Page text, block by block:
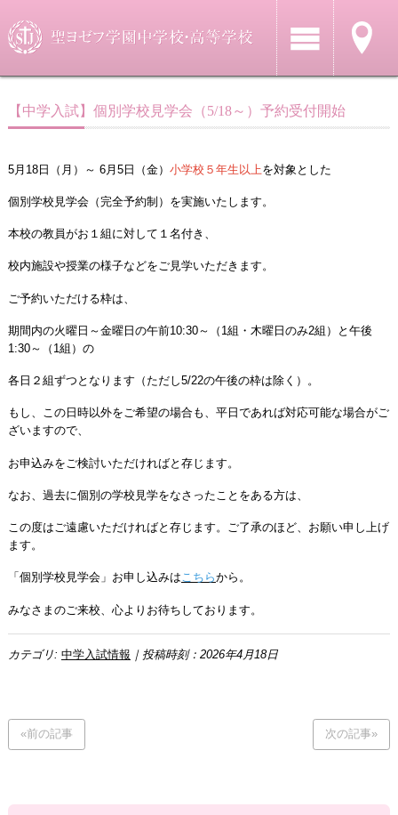
【中学入試】個別学校見学会（5/18～）予約受付開始
5月18日（月）～ 6月5日（金） 小学校５年生以上を対象とした
個別学校見学会（完全予約制）を実施いたします。
本校の教員がお１組に対して１名付き、
校内施設や授業の様子などをご見学いただきます。
ご予約いただける枠は、
期間内の火曜日～金曜日の午前10:30～（1組・木曜日のみ2組）と午後
1:30～（1組）の
各日２組ずつとなります（ただし5/22の午後の枠は除く）。
もし、この日時以外をご希望の場合も、平日であれば対応可能な場合がご
ざいますので、
お申込みをご検討いただければと存じます。
なお、過去に個別の学校見学をなさったことをある方は、
この度はご遠慮いただければと存じます。ご了承のほど、お願い申し上げ
ます。
「個別学校見学会」お申し込みはこちらから。
みなさまのご来校、心よりお待ちしております。
カテゴリ: 中学入試情報 ｜投稿時刻：2026年4月18日
«前の記事 次の記事»